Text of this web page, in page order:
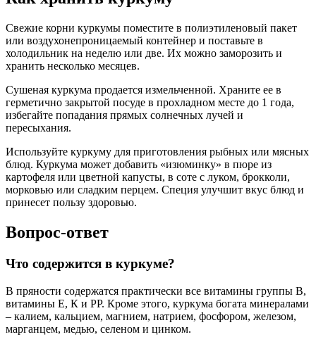
Свежие корни куркумы поместите в полиэтиленовый пакет
или воздухонепроницаемый контейнер и поставьте в
холодильник на неделю или две. Их можно заморозить и
хранить несколько месяцев.
Сушеная куркума продается измельченной. Храните ее в
герметично закрытой посуде в прохладном месте до 1 года,
избегайте попадания прямых солнечных лучей и
пересыхания.
Используйте куркуму для приготовления рыбных или мясных
блюд. Куркума может добавить «изюминку» в пюре из
картофеля или цветной капусты, в соте с луком, брокколи,
морковью или сладким перцем. Специя улучшит вкус блюд и
принесет пользу здоровью.
Вопрос-ответ
Что содержится в куркуме?
В пряности содержатся практически все витамины группы В,
витамины Е, К и РР. Кроме этого, куркума богата минералами
– калием, кальцием, магнием, натрием, фосфором, железом,
марганцем, медью, селеном и цинком.